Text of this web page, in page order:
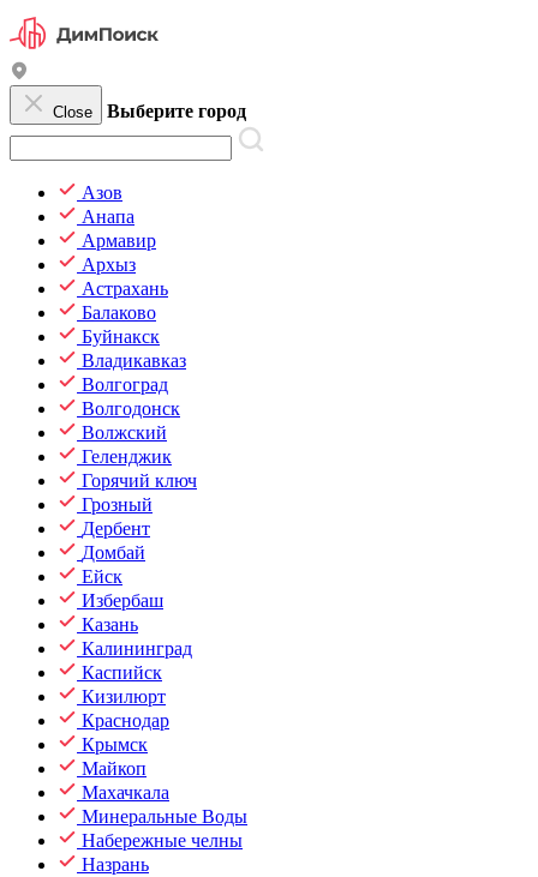
Close Выберите город
Азов
Анапа
Армавир
Архыз
Астрахань
Балаково
Буйнакск
Владикавказ
Волгоград
Волгодонск
Волжский
Геленджик
Горячий ключ
Грозный
Дербент
Домбай
Ейск
Избербаш
Казань
Калининград
Каспийск
Кизилюрт
Краснодар
Крымск
Майкоп
Махачкала
Минеральные Воды
Набережные челны
Назрань